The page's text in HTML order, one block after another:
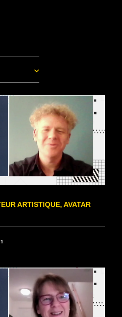
ARTISTIQUE, AVATAR